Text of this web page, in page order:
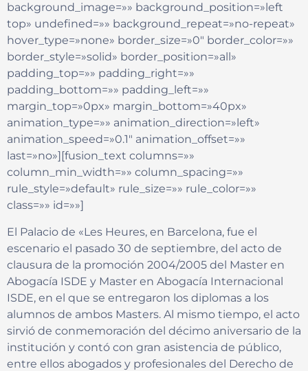
background_image=»» background_position=»left
top» undefined=»» background_repeat=»no-repeat»
hover_type=»none» border_size=»0″ border_color=»»
border_style=»solid» border_position=»all»
padding_top=»» padding_right=»»
padding_bottom=»» padding_left=»»
margin_top=»0px» margin_bottom=»40px»
animation_type=»» animation_direction=»left»
animation_speed=»0.1″ animation_offset=»»
last=»no»][fusion_text columns=»»
column_min_width=»» column_spacing=»»
rule_style=»default» rule_size=»» rule_color=»»
class=»» id=»»]
El Palacio de «Les Heures, en Barcelona, fue el
escenario el pasado 30 de septiembre, del acto de
clausura de la promoción 2004/2005 del Master en
Abogacía ISDE y Master en Abogacía Internacional
ISDE, en el que se entregaron los diplomas a los
alumnos de ambos Masters. Al mismo tiempo, el acto
sirvió de conmemoración del décimo aniversario de la
institución y contó con gran asistencia de público,
entre ellos abogados y profesionales del Derecho de